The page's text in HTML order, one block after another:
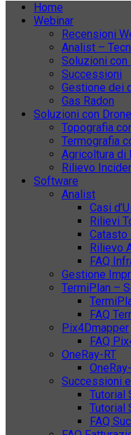
Home
Webinar
Recensioni
Analist –
Soluzioni con
Successioni
Gestione dei
Gas Radon
Soluzioni con Drone
Topografia
Termografia
Agricoltura di
Rilievo
Software
Analist
Casi
Rilievi
Catasto
Rilievo
FAQ
Gestione
TermiPlan –
FAQ
Pix4Dmapper
FAQ
OneRay-RT
Successioni
Tutorial
Tutorial
FAQ